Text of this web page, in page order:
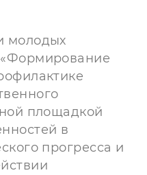
молодых
площадкой
в
прогресса и